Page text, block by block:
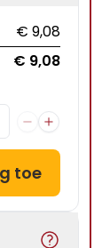
€ 9,08
€ 9,08
toe